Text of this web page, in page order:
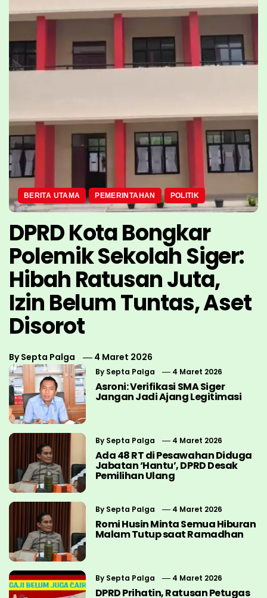
BERITA UTAMA PEMERINTAHAN POLITIK
DPRD Kota Bongkar
Polemik Sekolah Siger:
Hibah Ratusan Juta,
Izin Belum Tuntas, Aset
Disorot
BySepta Palga 4 Maret 2026
By Septa Palga 4 Maret 2026
Asroni: Verifikasi SMA Siger
Jangan Jadi Ajang Legitimasi
By Septa Palga 4 Maret 2026
Ada 48 RT di Pesawahan Diduga
Jabatan ‘Hantu’, DPRD Desak
Pemilihan Ulang
By Septa Palga 4 Maret 2026
Romi Husin Minta Semua Hiburan
Malam Tutup saat Ramadhan
By Septa Palga 4 Maret 2026
DPRD Prihatin, Ratusan Petugas